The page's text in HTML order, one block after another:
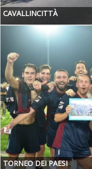
CAVALLINCITTÀ
TORNEO DEI PAESI